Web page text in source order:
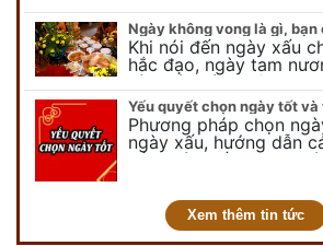
vui chơi, tinh nghịch,
Ngày không vong là gì, bạn
Khi nói đến ngày xấu
hắc đạo, ngày tam
còn có ngày không
nói đến ngày không
Yếu quyết chọn ngày tốt
Phương pháp chọn
ngày xấu, hướng dẫn
tốt, ngày xấu trong
Xem thêm tin tức